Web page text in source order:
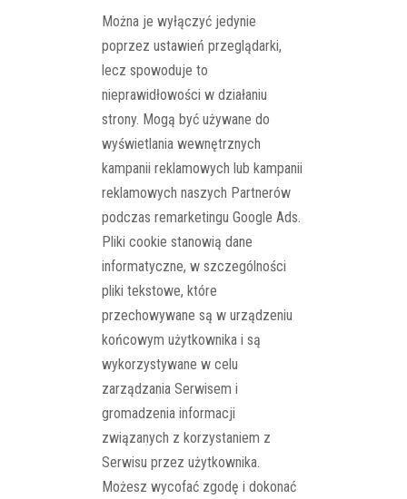
Można je wyłączyć jedynie
poprzez ustawień przeglądarki,
lecz spowoduje to
nieprawidłowości w działaniu
strony. Mogą być używane do
wyświetlania wewnętrznych
kampanii reklamowych lub kampanii
reklamowych naszych Partnerów
podczas remarketingu Google Ads.
Pliki cookie stanowią dane
informatyczne, w szczególności
pliki tekstowe, które
przechowywane są w urządzeniu
końcowym użytkownika i są
wykorzystywane w celu
zarządzania Serwisem i
gromadzenia informacji
związanych z korzystaniem z
Serwisu przez użytkownika.
Możesz wycofać zgodę i dokonać